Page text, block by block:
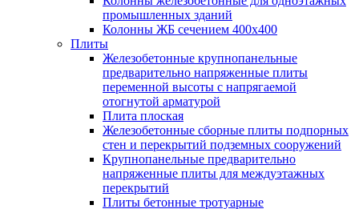
промышленных зданий
Колонны ЖБ сечением 400х400
Плиты
Железобетонные крупнопанельные
предварительно напряженные плиты
переменной высоты с напрягаемой
отогнутой арматурой
Плита плоская
Железобетонные сборные плиты подпорных
стен и перекрытий подземных сооружений
Крупнопанельные предварительно
напряженные плиты для междуэтажных
перекрытий
Плиты бетонные тротуарные